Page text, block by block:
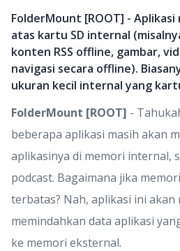
FolderMount [ROOT] -
atas kartu SD internal
konten RSS offline, gambar,
navigasi secara offline).
ukuran kecil internal yang
FolderMount [ROOT] -
beberapa aplikasi masih akan
aplikasinya di memori internal,
podcast. Bagaimana jika
terbatas? Nah, aplikasi ini akan
memindahkan data aplikasi
ke memori eksternal.